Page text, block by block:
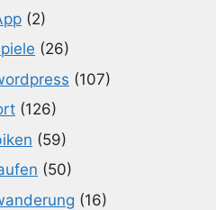
(2)
(26)
(107)
(126)
(59)
(50)
(16)